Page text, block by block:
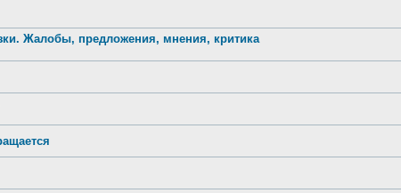
Жалобы, предложения, мнения, критика